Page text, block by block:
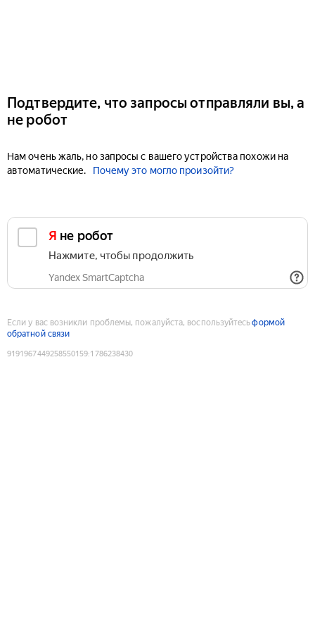
Подтвердите, что запросы отправляли вы, а
не робот
Нам очень жаль, но запросы с вашего устройства похожи на
автоматические.
Почему это могло произойти?
Я не робот
Нажмите, чтобы продолжить
Yandex SmartCaptcha
Если у вас возникли проблемы, пожалуйста, воспользуйтесьформой
обратной связи
9191967449258550159:1786238430